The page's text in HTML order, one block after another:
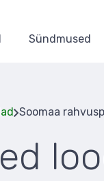
Sündmused
Soomaa